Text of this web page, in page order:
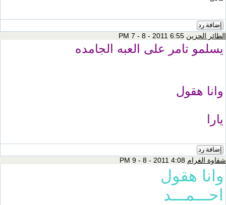
إضافة رد
الطائر الحزين
يسلمو تامر على العبه الجامده
وانا هقول
يارا
إضافة رد
شقاوة الغرام
وانا هقول
احـــمـــد